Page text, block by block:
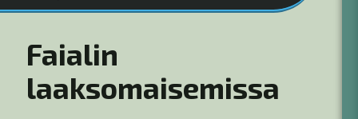
Faialin
laaksomaisemissa